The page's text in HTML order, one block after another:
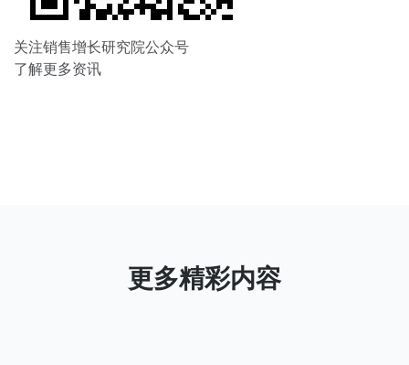
关注销售增长研究院公众号
了解更多资讯